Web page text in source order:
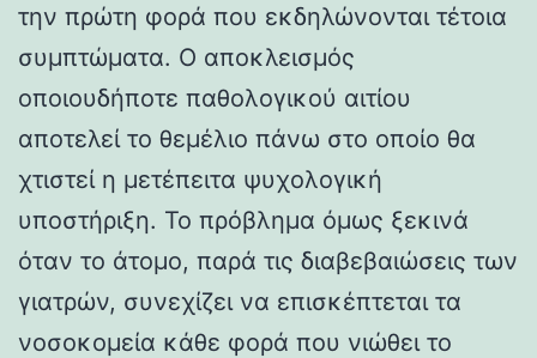
την πρώτη φορά που εκδηλώνονται τέτοια
συμπτώματα. Ο αποκλεισμός
οποιουδήποτε παθολογικού αιτίου
αποτελεί το θεμέλιο πάνω στο οποίο θα
χτιστεί η μετέπειτα ψυχολογική
υποστήριξη. Το πρόβλημα όμως ξεκινά
όταν το άτομο, παρά τις διαβεβαιώσεις των
γιατρών, συνεχίζει να επισκέπτεται τα
νοσοκομεία κάθε φορά που νιώθει το